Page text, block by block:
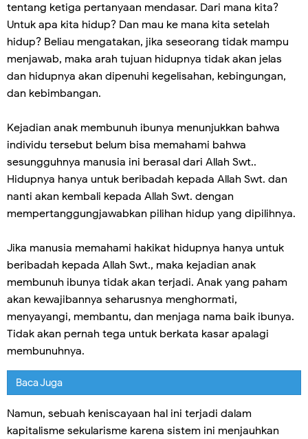
tentang ketiga pertanyaan mendasar. Dari mana kita?
Untuk apa kita hidup? Dan mau ke mana kita setelah
hidup? Beliau mengatakan, jika seseorang tidak mampu
menjawab, maka arah tujuan hidupnya tidak akan jelas
dan hidupnya akan dipenuhi kegelisahan, kebingungan,
dan kebimbangan.
Kejadian anak membunuh ibunya menunjukkan bahwa
individu tersebut belum bisa memahami bahwa
sesungguhnya manusia ini berasal dari Allah Swt..
Hidupnya hanya untuk beribadah kepada Allah Swt. dan
nanti akan kembali kepada Allah Swt. dengan
mempertanggungjawabkan pilihan hidup yang dipilihnya.
Jika manusia memahami hakikat hidupnya hanya untuk
beribadah kepada Allah Swt., maka kejadian anak
membunuh ibunya tidak akan terjadi. Anak yang paham
akan kewajibannya seharusnya menghormati,
menyayangi, membantu, dan menjaga nama baik ibunya.
Tidak akan pernah tega untuk berkata kasar apalagi
membunuhnya.
Baca Juga
Namun, sebuah keniscayaan hal ini terjadi dalam
kapitalisme sekularisme karena sistem ini menjauhkan